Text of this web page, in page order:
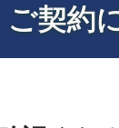
ご契約